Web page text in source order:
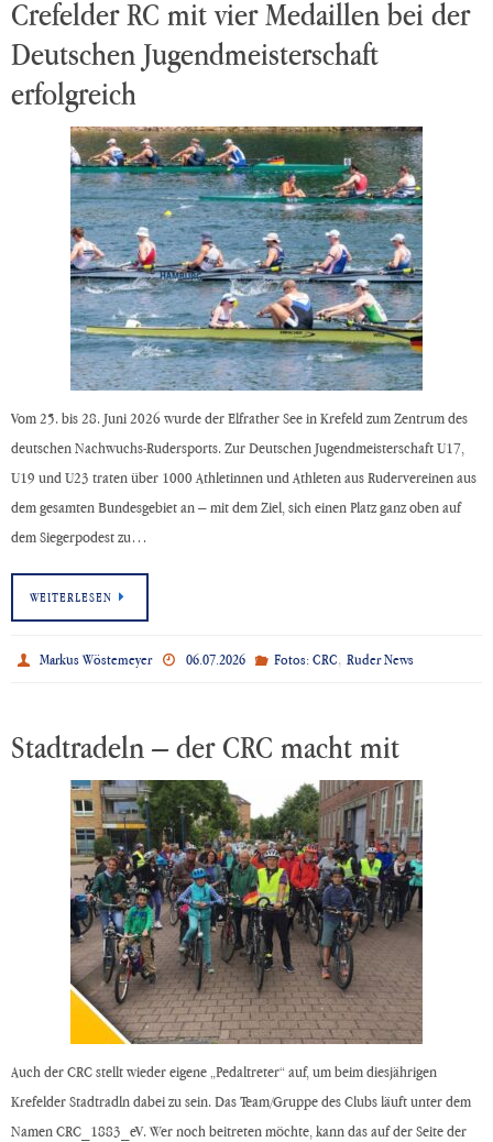
Crefelder RC mit vier Medaillen bei der
Deutschen Jugendmeisterschaft
erfolgreich
Vom 25. bis 28. Juni 2026 wurde der Elfrather See in Krefeld zum Zentrum des
deutschen Nachwuchs-Rudersports. Zur Deutschen Jugendmeisterschaft U17,
U19 und U23 traten über 1000 Athletinnen und Athleten aus Rudervereinen aus
dem gesamten Bundesgebiet an – mit dem Ziel, sich einen Platz ganz oben auf
dem Siegerpodest zu…
WEITERLESEN
Markus Wöstemeyer 06.07.2026 Fotos: CRC, Ruder News
Stadtradeln – der CRC macht mit
Auch der CRC stellt wieder eigene „Pedaltreter“ auf, um beim diesjährigen
Krefelder Stadtradln dabei zu sein. Das Team/Gruppe des Clubs läuft unter dem
Namen CRC_1883_eV. Wer noch beitreten möchte, kann das auf der Seite der